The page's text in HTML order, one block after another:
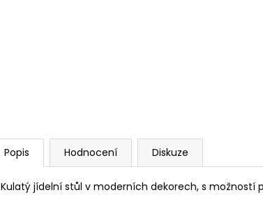
Popis Hodnocení Diskuze
Kulatý jídelní stůl v moderních dekorech, s možností